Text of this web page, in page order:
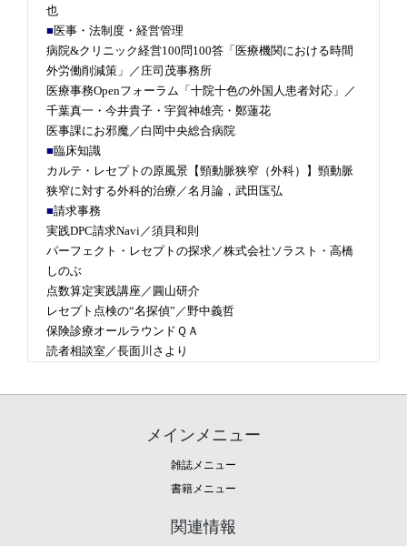
也
■医事・法制度・経営管理
病院&クリニック経営100問100答「医療機関における時間
外労働削減策」／庄司茂事務所
医療事務Openフォーラム「十院十色の外国人患者対応」／
千葉真一・今井貴子・宇賀神雄亮・鄭蓮花
医事課にお邪魔／白岡中央総合病院
■臨床知識
カルテ・レセプトの原風景【頸動脈狭窄（外科）】頸動脈
狭窄に対する外科的治療／名月論，武田匤弘
■請求事務
実践DPC請求Navi／須貝和則
パーフェクト・レセプトの探求／株式会社ソラスト・高橋
しのぶ
点数算定実践講座／圓山研介
レセプト点検の“名探偵”／野中義哲
保険診療オールラウンドＱＡ
読者相談室／長面川さより
メインメニュー
雑誌メニュー
書籍メニュー
関連情報